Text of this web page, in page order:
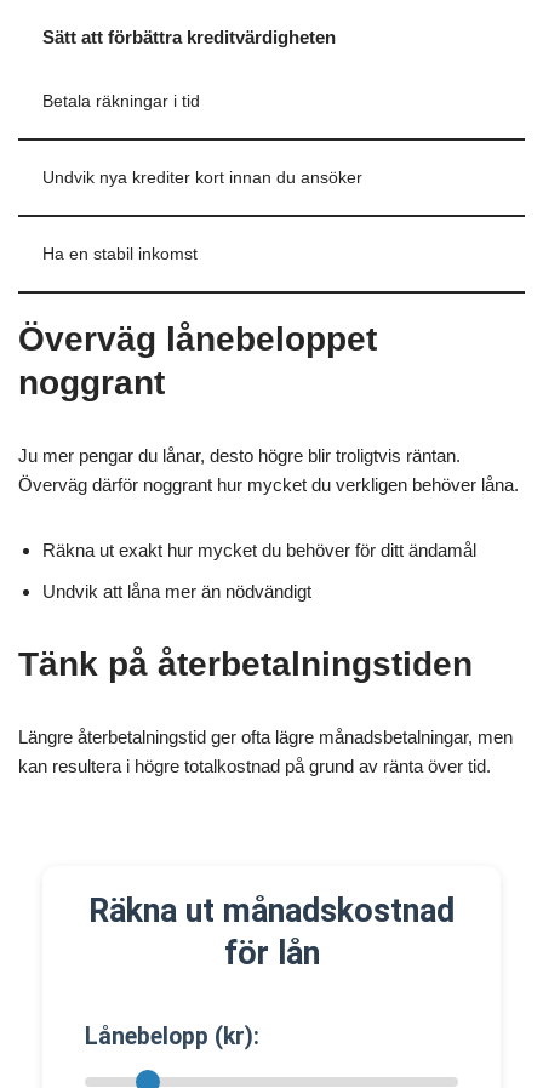
Sätt att förbättra kreditvärdigheten
Betala räkningar i tid
Undvik nya krediter kort innan du ansöker
Ha en stabil inkomst
Överväg lånebeloppet
noggrant
Ju mer pengar du lånar, desto högre blir troligtvis räntan.
Överväg därför noggrant hur mycket du verkligen behöver låna.
Räkna ut exakt hur mycket du behöver för ditt ändamål
Undvik att låna mer än nödvändigt
Tänk på återbetalningstiden
Längre återbetalningstid ger ofta lägre månadsbetalningar, men
kan resultera i högre totalkostnad på grund av ränta över tid.
Räkna ut månadskostnad
för lån
Lånebelopp (kr):